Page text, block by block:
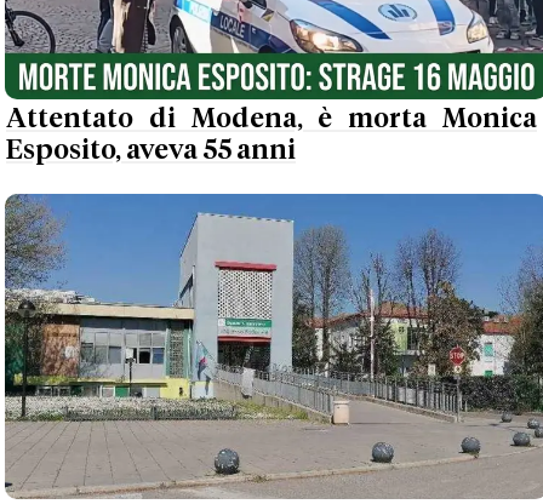
Attentato di Modena, è morta Monica
Esposito, aveva 55 anni